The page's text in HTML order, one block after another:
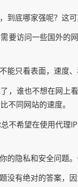
到底哪家强呢？这
要访问一些国外的
能只看表面，速度
，谁也不想在网上
不同网站的速度。
不希望在使用代理
的隐私和安全问题
没有绝对的答案，